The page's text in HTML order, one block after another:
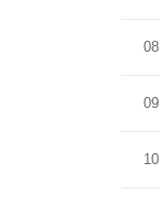
08
09
10